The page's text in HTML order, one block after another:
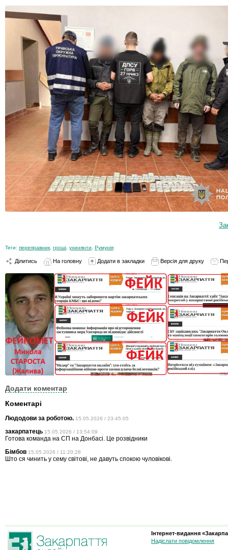
Теги: переправник гроші ухинянти Румунія
Ділитись На головну Додати в закладки Версія для друку
Додати коментар
Коментарі
Людодови за роботою. 15.05.2026 / 23:45:05
закарпатець 15.05.2026 / 13:54:09
Готова команда на СП на Донбасі. Це розвідники
Бімбов 15.05.2026 / 11:20:28
Што ся чинить у сему світові, не давуть спокою чуловікові.
Інтернет-видання
Надіслати повідомлення